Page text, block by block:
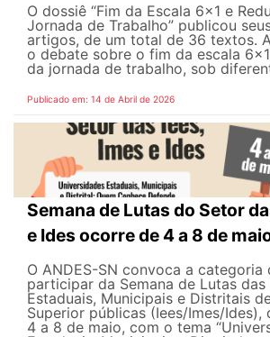
O dossiê “Fim da Escala 6×1 e
Jornada de Trabalho” publicou
artigos, de um total de 36 textos.
o debate sobre o fim da escala
da jornada de trabalho, sob
Publicado em: 14 de Abril de 2026
Semana de Lutas do Setor
e Ides ocorre de 4 a 8 de
O ANDES-SN convoca a categoria
participar da Semana de Lutas
Estaduais, Municipais e Distritais
Superior públicas (Iees/Imes/Ides),
4 a 8 de maio, com o tema